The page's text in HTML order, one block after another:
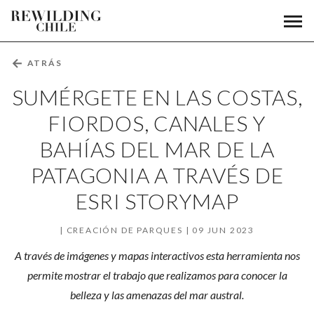
Sumérgete
en
las
costas,
fiordos,
canales
bahías
mar
Fundación
Rewilding
Chile
← ATRÁS
SUMÉRGETE EN LAS COSTAS,
FIORDOS, CANALES Y
BAHÍAS DEL MAR DE LA
PATAGONIA A TRAVÉS DE
ESRI STORYMAP
CREACIÓN DE PARQUES 09 JUN 2023
A través de imágenes y mapas interactivos esta herramienta nos
permite mostrar el trabajo que realizamos para conocer la
belleza y las amenazas del mar austral.